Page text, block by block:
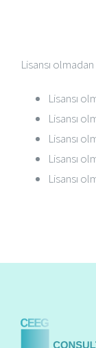
Lisansı
Lisansı
Lisansı
Lisansı
Lisansı
Lisansı